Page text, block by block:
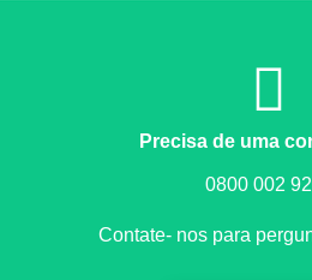
Precisa de uma
0800 002
Contate- nos para